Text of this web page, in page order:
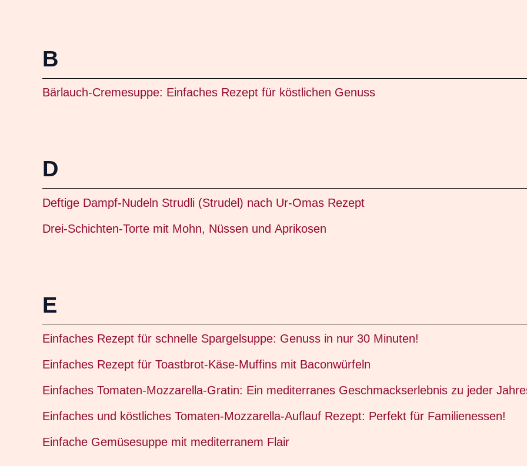
B
Bärlauch-Cremesuppe: Einfaches Rezept für köstlichen Genuss
D
Deftige Dampf-Nudeln Strudli (Strudel) nach Ur-Omas Rezept
Drei-Schichten-Torte mit Mohn, Nüssen und Aprikosen
E
Einfaches Rezept für schnelle Spargelsuppe: Genuss in nur 30 Minuten!
Einfaches Rezept für Toastbrot-Käse-Muffins mit Baconwürfeln
Einfaches Tomaten-Mozzarella-Gratin: Ein mediterranes Geschmackserlebnis zu jeder
Einfaches und köstliches Tomaten-Mozzarella-Auflauf Rezept: Perfekt für Familienessen!
Einfache Gemüsesuppe mit mediterranem Flair